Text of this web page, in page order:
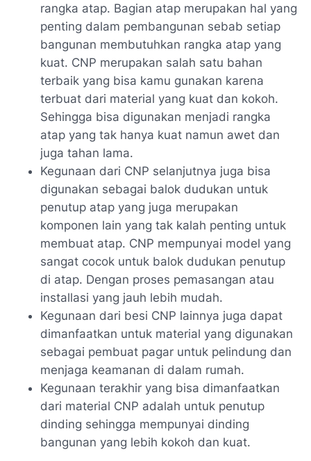
rangka atap. Bagian atap merupakan hal yang
penting dalam pembangunan sebab setiap
bangunan membutuhkan rangka atap yang
kuat. CNP merupakan salah satu bahan
terbaik yang bisa kamu gunakan karena
terbuat dari material yang kuat dan kokoh.
Sehingga bisa digunakan menjadi rangka
atap yang tak hanya kuat namun awet dan
juga tahan lama.
Kegunaan dari CNP selanjutnya juga bisa
digunakan sebagai balok dudukan untuk
penutup atap yang juga merupakan
komponen lain yang tak kalah penting untuk
membuat atap. CNP mempunyai model yang
sangat cocok untuk balok dudukan penutup
di atap. Dengan proses pemasangan atau
installasi yang jauh lebih mudah.
Kegunaan dari besi CNP lainnya juga dapat
dimanfaatkan untuk material yang digunakan
sebagai pembuat pagar untuk pelindung dan
menjaga keamanan di dalam rumah.
Kegunaan terakhir yang bisa dimanfaatkan
dari material CNP adalah untuk penutup
dinding sehingga mempunyai dinding
bangunan yang lebih kokoh dan kuat.